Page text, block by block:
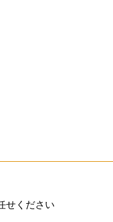
せください